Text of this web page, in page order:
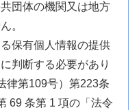
団体の機関又は地方
。
保有個人情報の提供
判断する必要があり
律第109号）第223条
69 条第 1 項の「法令